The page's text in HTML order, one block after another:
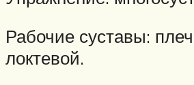
Рабочие суставы:
локтевой.